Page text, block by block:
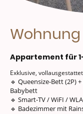
Wohnung
Appartement für
Exklusive,
🔹 Queensize-Bett (2P)
Babybett
🔹 Smart-TV / WiFI /
🔹 Badezimmer mit